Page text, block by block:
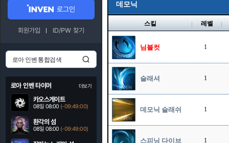
로그인
회원가입 ID/PW 찾기
로아 인벤 타이머 더보기
카오스게이트
08일 08:00 (-09:48:59)
환각의 섬
08일 08:00 (-09:48:59)
데모닉
스킬 레벨
님블컷 1
슬래셔 1
데모닉 슬래쉬 1
스피닝 다이브 1